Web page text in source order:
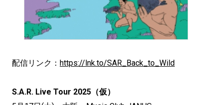
配信リンク： https://lnk.to/SAR_Back_to_Wild
S.A.R. Live Tour 2025（仮）